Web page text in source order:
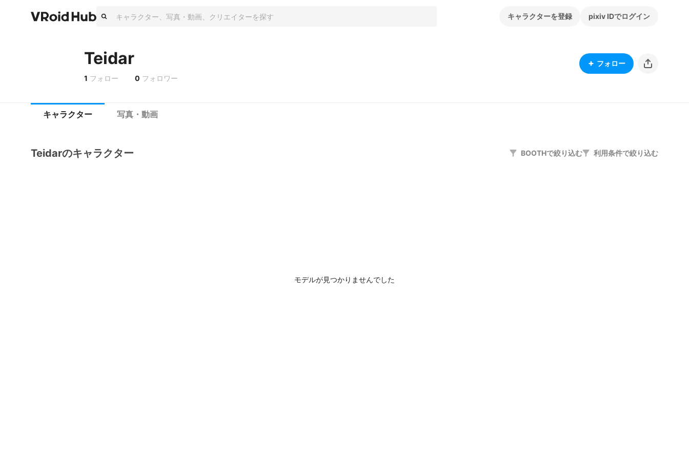
キャラクターを登録 pixiv IDでログイン
Teidar
1 フォロー 0 フォロワー
フォロー
キャラクター 写真・動画
Teidarのキャラクター BOOTHで絞り込む 利用条件で絞り込む
モデルが見つかりませんでした